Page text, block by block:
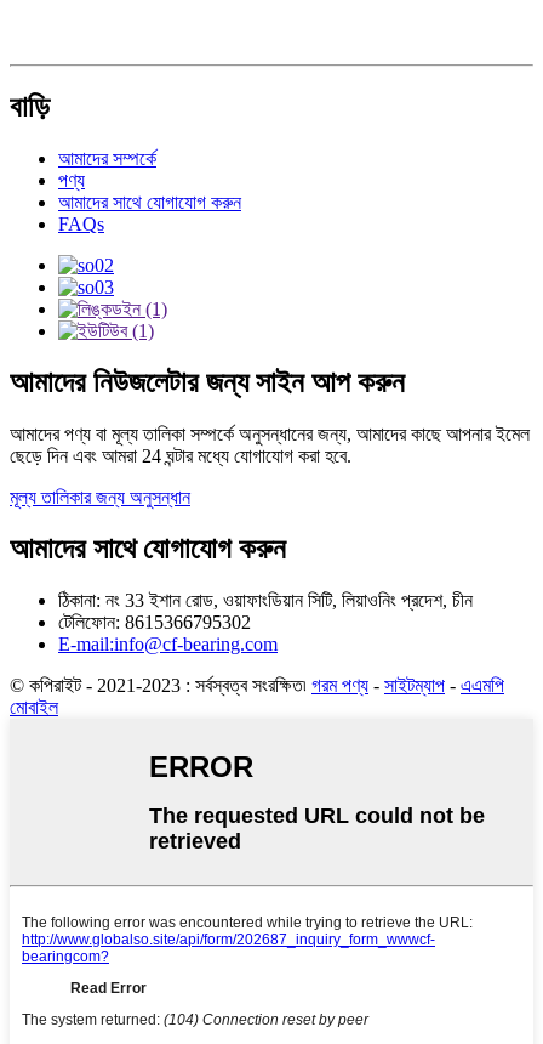
বাড়ি
আমাদের সম্পর্কে
পণ্য
আমাদের সাথে যোগাযোগ করুন
FAQs
আমাদের নিউজলেটার জন্য সাইন আপ করুন
আমাদের পণ্য বা মূল্য তালিকা সম্পর্কে অনুসন্ধানের জন্য, আমাদের কাছে আপনার ইমেল
ছেড়ে দিন এবং আমরা 24 ঘন্টার মধ্যে যোগাযোগ করা হবে.
মূল্য তালিকার জন্য অনুসন্ধান
আমাদের সাথে যোগাযোগ করুন
ঠিকানা: নং 33 ইশান রোড, ওয়াফাংডিয়ান সিটি, লিয়াওনিং প্রদেশ, চীন
টেলিফোন: 8615366795302
E-mail:info@cf-bearing.com
© কপিরাইট - 2021-2023 : সর্বস্বত্ব সংরক্ষিত৷ গরম পণ্য - সাইটম্যাপ - এএমপি
মোবাইল